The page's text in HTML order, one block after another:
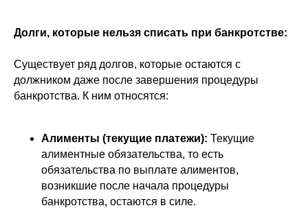
Долги, которые нельзя списать при банкротстве:
Существует ряд долгов, которые остаются с
должником даже после завершения процедуры
банкротства. К ним относятся:
Алименты (текущие платежи): Текущие
алиментные обязательства, то есть
обязательства по выплате алиментов,
возникшие после начала процедуры
банкротства, остаются в силе.